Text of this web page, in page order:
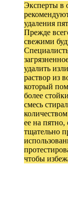
Эксперты в
удаления
Прежде
свежими
удалить
раствор из
который
более
смесь
ее на пятно,
тщательно
чтобы